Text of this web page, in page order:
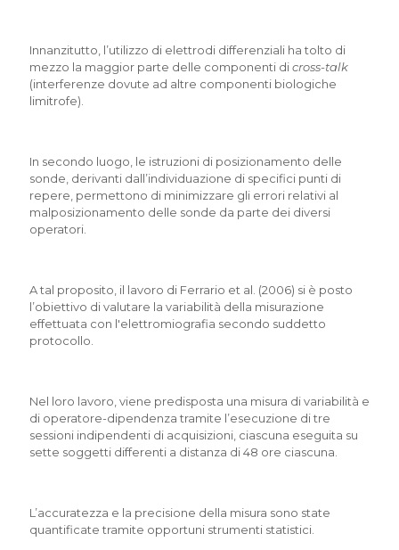
Innanzitutto, l’utilizzo di elettrodi differenziali ha tolto di
mezzo la maggior parte delle componenti dicross-talk
(interferenze dovute ad altre componenti biologiche
limitrofe).
In secondo luogo, le istruzioni di posizionamento delle
sonde, derivanti dall’individuazione di specifici punti di
repere, permettono di minimizzare gli errori relativi al
malposizionamento delle sonde da parte dei diversi
operatori.
A tal proposito, il lavoro di Ferrario et al. (2006) si è posto
l’obiettivo di valutare la variabilità della misurazione
effettuata con l'elettromiografia secondo suddetto
protocollo.
Nel loro lavoro, viene predisposta una misura di variabilità e
di operatore-dipendenza tramite l’esecuzione di tre
sessioni indipendenti di acquisizioni, ciascuna eseguita su
sette soggetti differenti a distanza di 48 ore ciascuna.
L’accuratezza e la precisione della misura sono state
quantificate tramite opportuni strumenti statistici.